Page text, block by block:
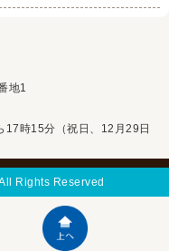
地1
17時15分（祝日、12月29日
Rights Reserved